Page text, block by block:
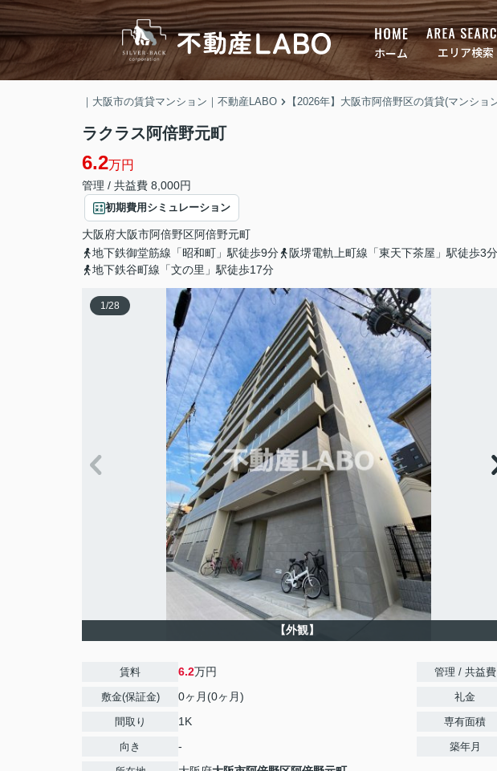
ホーム エリア検索
｜大阪市の賃貸マンション｜不動産LABO 【2026年】大阪市阿倍野区の賃貸(マンショ
ラクラス阿倍野元町
6.2万円
管理 / 共益費 8,000円
初期費用シミュレーション
大阪府大阪市阿倍野区阿倍野元町
地下鉄御堂筋線「昭和町」駅徒歩9分
阪堺電軌上町線「東天下茶屋」駅徒歩3分
地下鉄谷町線「文の里」駅徒歩17分
1/28
【外観】
賃料 6.2万円
敷金(保証金) 0ヶ月(0ヶ月)
間取り 1K
向き -
管理 / 共益費
礼金
専有面積
築年月